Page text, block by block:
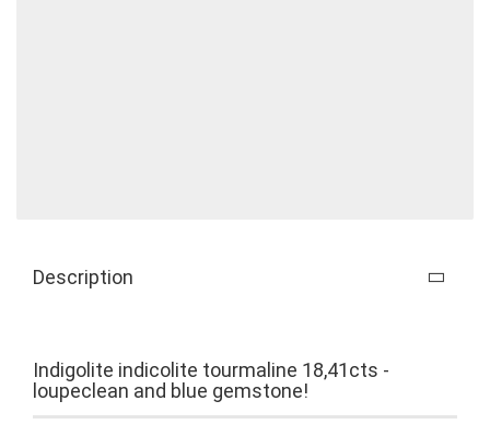
Description
Indigolite indicolite tourmaline 18,41cts -
loupeclean and blue gemstone!